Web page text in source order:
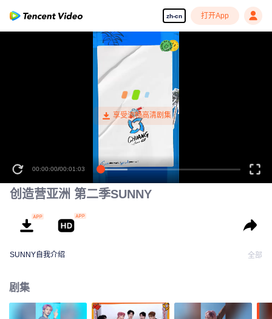
zh-cn 打开App
00:00:00/00:01:03
SUNNY
创造营亚洲 第二季SUNNY
SUNNY自我介绍 全部
剧集